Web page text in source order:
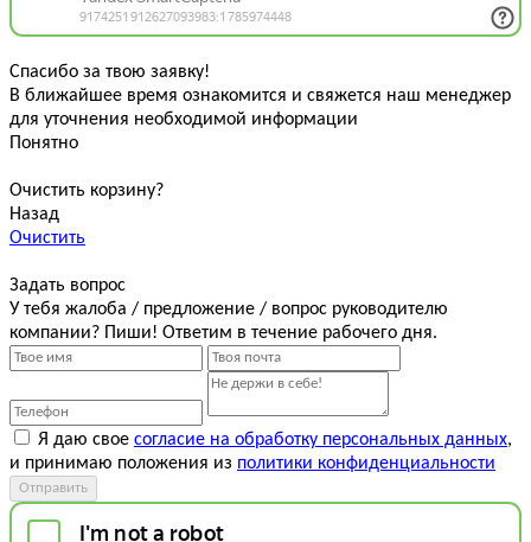
Спасибо за твою заявку!
В ближайшее время ознакомится и свяжется наш менеджер
для уточнения необходимой информации
Понятно
Очистить корзину?
Назад
Очистить
Задать вопрос
У тебя жалоба / предложение / вопрос руководителю
компании? Пиши! Ответим в течение рабочего дня.
Я даю свое согласие на обработку персональных данных,
и принимаю положения из политики конфиденциальности
Отправить